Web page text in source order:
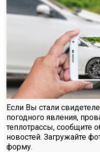
Если Вы стали
погодного явления,
теплотрассы, сообщите
новостей. Загружайте
форму.